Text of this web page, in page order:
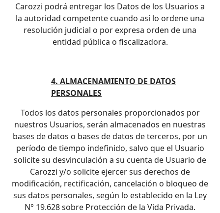
Carozzi podrá entregar los Datos de los Usuarios a
la autoridad competente cuando así lo ordene una
resolución judicial o por expresa orden de una
entidad pública o fiscalizadora.
4. ALMACENAMIENTO DE DATOS
PERSONALES
Todos los datos personales proporcionados por
nuestros Usuarios, serán almacenados en nuestras
bases de datos o bases de datos de terceros, por un
período de tiempo indefinido, salvo que el Usuario
solicite su desvinculación a su cuenta de Usuario de
Carozzi y/o solicite ejercer sus derechos de
modificación, rectificación, cancelación o bloqueo de
sus datos personales, según lo establecido en la Ley
N° 19.628 sobre Protección de la Vida Privada.